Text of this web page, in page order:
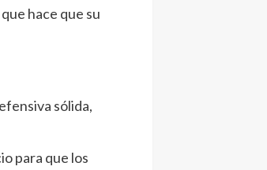
hace que su
sólida,
para que los